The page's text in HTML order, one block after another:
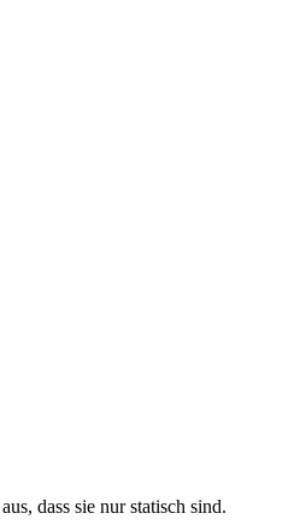
dass sie nur statisch sind.